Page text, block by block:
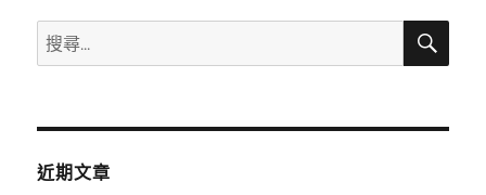
搜
尋
鍵
搜
近期文章